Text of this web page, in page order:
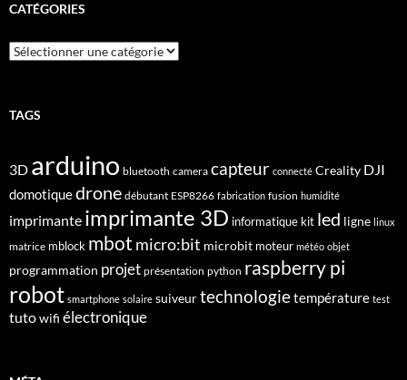
CATÉGORIES
Catégories
TAGS
3D arduino bluetooth camera capteur connecté Creality DJI
domotiquedrone débutant ESP8266 fabrication fusion humidité
imprimante imprimante 3D informatique kit led ligne linux
matrice mblock mbot micro:bit microbit moteur météo objet
programmation projet présentation python raspberry pi
robot smartphone solaire suiveurtechnologietempérature test
tutowifi électronique